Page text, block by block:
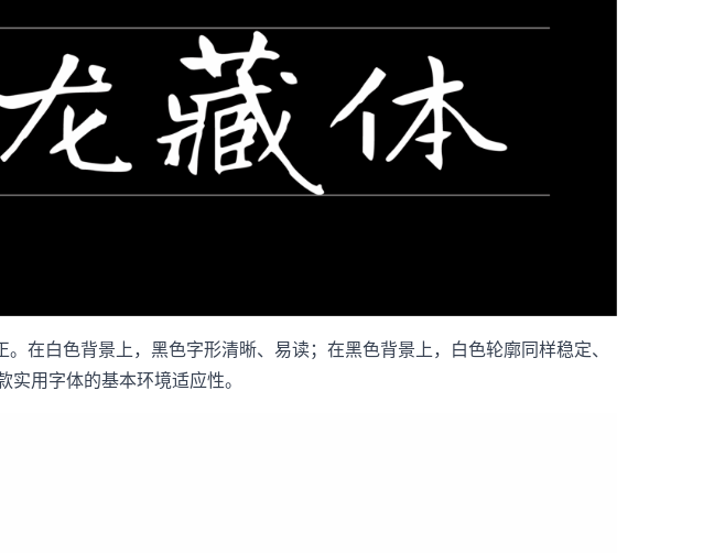
在白色背景上，黑色字形清晰、易读；在黑色背景上，白色轮廓同样稳定、
用字体的基本环境适应性。